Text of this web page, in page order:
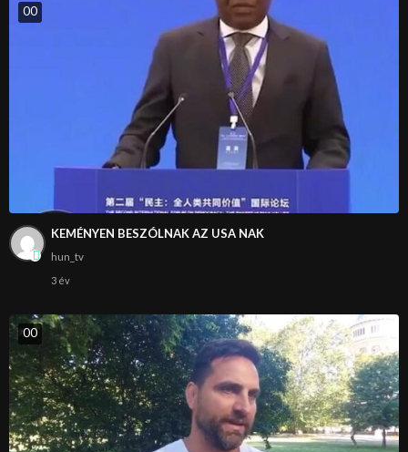
00
KEMÉNYEN BESZÓLNAK AZ USA NAK
hun_tv
3 év
00